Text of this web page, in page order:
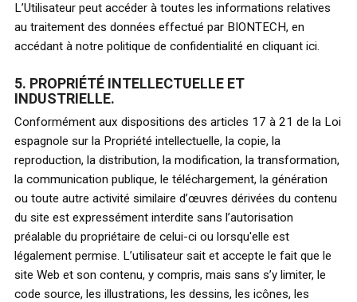
L’Utilisateur peut accéder à toutes les informations relatives
au traitement des données effectué par BIONTECH, en
accédant à notre politique de confidentialité en cliquant ici.
5. PROPRIÉTÉ INTELLECTUELLE ET
INDUSTRIELLE.
Conformément aux dispositions des articles 17 à 21 de la Loi
espagnole sur la Propriété intellectuelle, la copie, la
reproduction, la distribution, la modification, la transformation,
la communication publique, le téléchargement, la génération
ou toute autre activité similaire d’œuvres dérivées du contenu
du site est expressément interdite sans l’autorisation
préalable du propriétaire de celui-ci ou lorsqu'elle est
légalement permise. L’utilisateur sait et accepte le fait que le
site Web et son contenu, y compris, mais sans s’y limiter, le
code source, les illustrations, les dessins, les icônes, les